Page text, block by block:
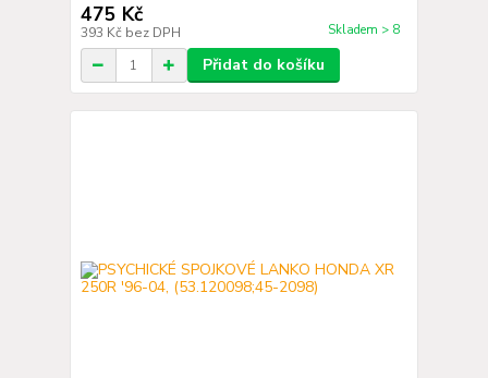
475 Kč
393 Kč bez DPH Skladem > 8
Přidat do košíku